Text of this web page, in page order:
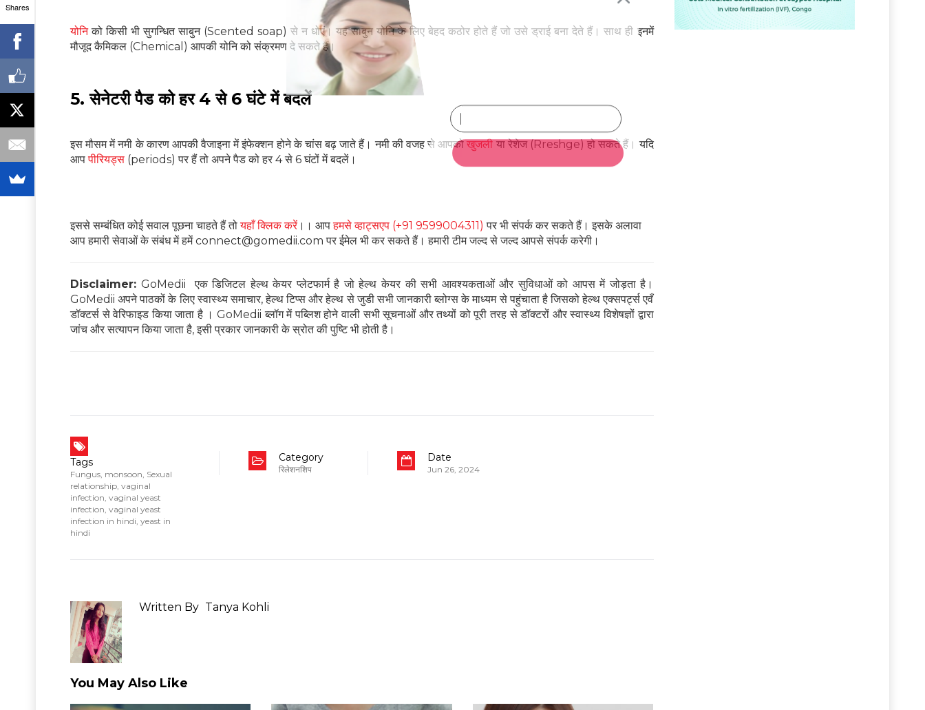
योनिको किसी भी सुगन्‍धित साबुन (Scented soap) से न धोएं। यह साबुन योनि के लिए बेहद कठोर होते हैं जो उसे ड्राई बना देते हैं। साथ ही इनमें
मौजूद कैमिकल (Chemical) आपकी योनि को संक्रमण दे सकते हैं।
5. सेनेटरी पैड को हर 4 से 6 घंटे में बदलें
इस मौसम में नमी के कारण आपकी वैजाइना में इंफेक्‍शन होने के चांस बढ़ जाते हैं। नमी की वजह से आपकोखुजली या रेशेज (Rreshge) हो सकते हैं। यदि
आपपीरियड्स (periods) पर हैं तो अपने पैड को हर 4 से 6 घंटों में बदलें।
इससे सम्बंधित कोई सवाल पूछना चाहते हैं तोयहाँ क्लिक करें।। आपहमसे व्हाट्सएप (+91 9599004311) पर भी संपर्क कर सकते हैं। इसके अलावा
आप हमारी सेवाओं के संबंध में हमें connect@gomedii.com पर ईमेल भी कर सकते हैं। हमारी टीम जल्द से जल्द आपसे संपर्क करेगी।
Disclaimer: GoMedii एक डिजिटल हेल्थ केयर प्लेटफार्म है जो हेल्थ केयर की सभी आवश्यकताओं और सुविधाओं को आपस में जोड़ता है।
GoMedii अपने पाठकों के लिए स्वास्थ्य समाचार, हेल्थ टिप्स और हेल्थ से जुडी सभी जानकारी ब्लोग्स के माध्यम से पहुंचाता है जिसको हेल्थ एक्सपर्ट्स एवँ
डॉक्टर्स से वेरिफाइड किया जाता है । GoMedii ब्लॉग में पब्लिश होने वाली सभी सूचनाओं और तथ्यों को पूरी तरह से डॉक्टरों और स्वास्थ्य विशेषज्ञों द्वारा
जांच और सत्यापन किया जाता है, इसी प्रकार जानकारी के स्रोत की पुष्टि भी होती है।
Tags
Fungus, monsoon, Sexual
relationship, vaginal
infection, vaginal yeast
infection, vaginal yeast
infection in hindi, yeast in
hindi
Category
रिलेशनशिप
Date
Jun 26, 2024
Written By Tanya Kohli
You May Also Like
Shares
SUBSCRIBE NOW
हेल्थकेयर कम्युनिटी को
ज्वाइन करें
POWERED BY